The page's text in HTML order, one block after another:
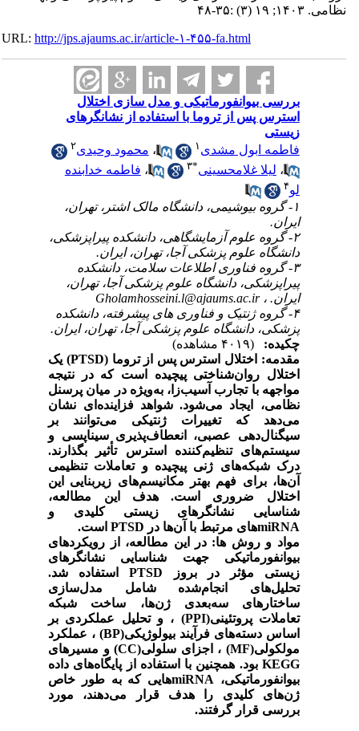
نظامی. ۱۴۰۳; ۱۹ (۳) :۳۵-۴۸
URL:http://jps.ajaums.ac.ir/article-۱-۴۵۵-fa.html
بررسی بیوانفورماتیکی و مدل سازی اختلال
استرس پس از تروما با استفاده از نشانگرهای
زیستی
فاطمه ابول مشدی۱ ،محمود وحیدی۲
،لیلا غلامحسینی ۳ ،فاطمه خدابنده
لو۴
۱- گروه بیوشیمی، دانشگاه مالک اشتر، تهران،
ایران.
۲- گروه علوم آزمایشگاهی، دانشکده پیراپزشکی،
دانشگاه علوم پزشکی آجا، تهران، ایران.
۳- گروه فناوری اطلاعات سلامت، دانشکده
پیراپزشکی، دانشگاه علوم پزشکی آجا، تهران،
ایران. ، Gholamhosseini.l@ajaums.ac.ir
۴- گروه ژنتیک و فناوری های پیشرفته، دانشکده
پزشکی، دانشگاه علوم پزشکی آجا، تهران، ایران.
چکیده:
مقدمه:اختلال استرس پس از تروما (PTSD)
یک
اختلال روان‌شناختی پیچیده است که در نتیجه
مواجهه با تجارب آسیب‌زا، به‌ویژه در میان پرسنل
نظامی، ایجاد می‌شود. شواهد فزاینده‌ای نشان
می‌دهد که تغییرات ژنتیکی می‌توانند بر
سیگنال‌دهی عصبی، انعطاف‌پذیری سیناپسی و
سیستم‌های تنظیم‌کننده استرس تأثیر بگذارند.
درک شبکه‌های ژنی پیچیده و تعاملات تنظیمی
آن‌ها، برای فهم بهتر مکانیسم‌های زیربنایی این
اختلال ضروری است. هدف این مطالعه،
شناسایی نشانگرهای زیستی کلیدی و
miRNAهای مرتبط با آن‌ها در PTSD است.
مواد و روش ها:در این مطالعه، از رویکردهای
بیوانفورماتیکی جهت شناسایی نشانگرهای
زیستی مؤثر در بروز
PTSD
استفاده شد.
تحلیل‌های انجام‌شده شامل مدل‌سازی
ساختارهای سه‌بعدی ژن‌ها، ساخت شبکه
تعاملات پروتئینی
(PPI )
، و تحلیل عملکردی بر
اساس دسته‌های فرآیند بیولوژیکی( BP
(، عملکرد
مولکولی( MF
(، اجزای سلولی( CC
(و مسیرهای
KEGG بود. همچنین با استفاده از پایگاه‌های داده
بیوانفورماتیکی،miRNAهایی که به طور خاص
ژن‌های کلیدی را هدف قرار می‌دهند، مورد
بررسی قرار گرفتند.